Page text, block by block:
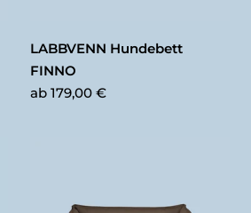
LABBVENN Hundebett
FINNO
ab 179,00 €